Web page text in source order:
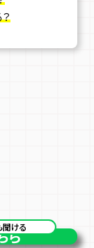
聞ける
ら